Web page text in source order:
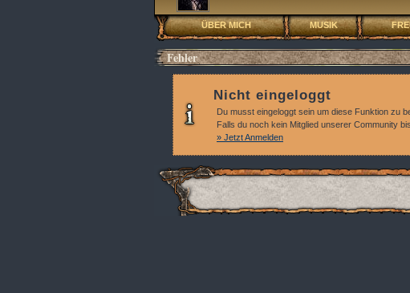
ÜBER MICH MUSIK
Fehler
Nicht eingeloggt
Du musst eingeloggt sein um diese Funktion zu
Falls du noch kein Mitglied unserer Community
» Jetzt Anmelden